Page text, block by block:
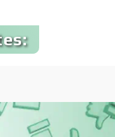
Bares y Cantinas
Buceo